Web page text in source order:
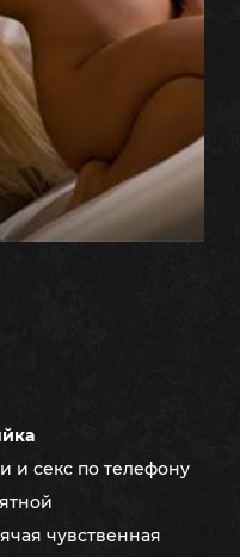
и секс по телефону
чувственная